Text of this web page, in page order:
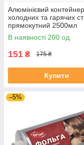
Алюмінієвий
холодних та гарячих
прямокутний 2500мл
(323х265х48) ( без
уп 10шт.
В наявності 200 од.
151 ₴ 175 ₴
Купити
–5%